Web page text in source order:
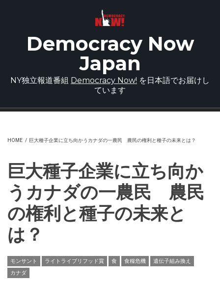
Democracy Now
Japan
NY独立報道番組 Democracy Now! を日本語でお届けし
ています
HOME / 巨大種子企業に立ち向かうカナダの一農民 農民の権利と種子の未来とは？
巨大種子企業に立ち向か
うカナダの一農民 農民
の権利と種子の未来と
は？
モンサント ライトライブリフッド賞 食 食糧危機
遺伝子組み換え
カナダ